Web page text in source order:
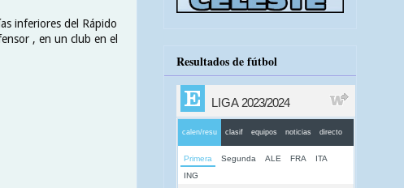
inferiores del Rápido
, en un club en el
Resultados de fútbol